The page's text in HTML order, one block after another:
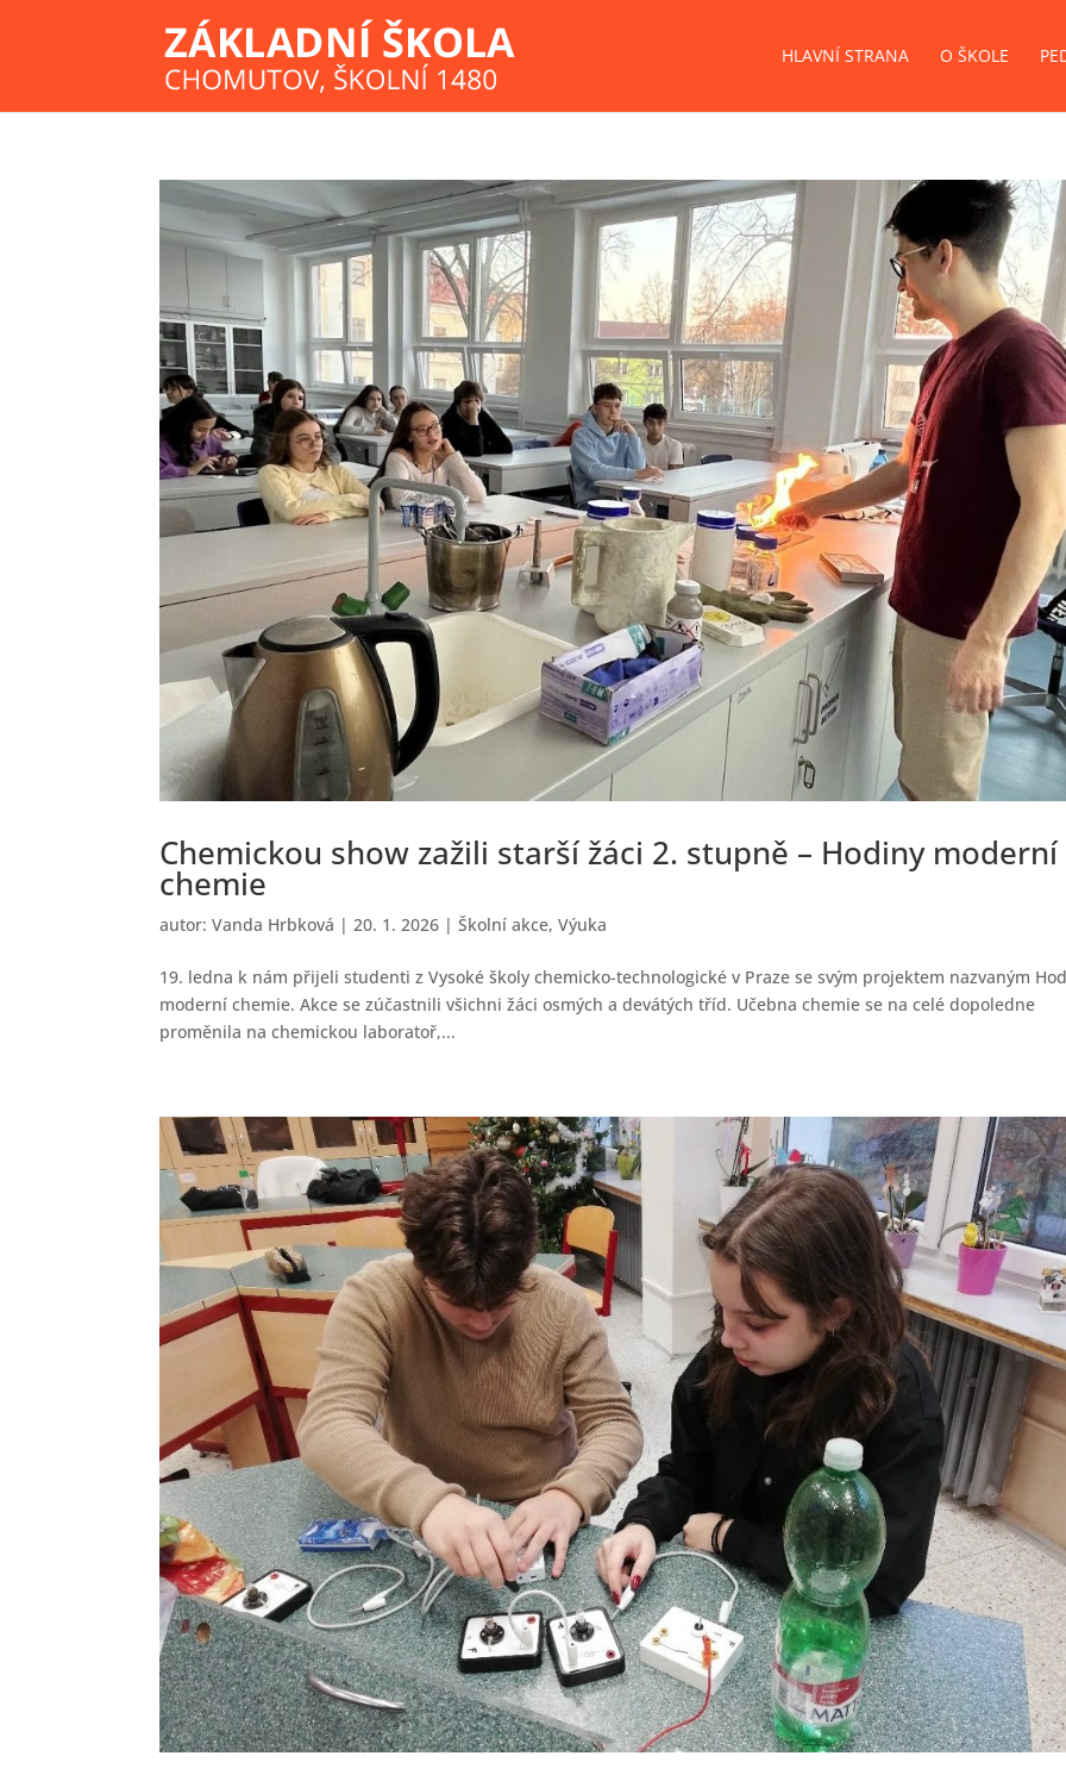
HLAVNÍ STRANA O ŠKOLE
Chemickou show zažili starší žáci 2. stupně – Hodiny moderní
chemie
autor:Vanda Hrbková |20. 1. 2026 |Školní akce,Výuka
19. ledna k nám přijeli studenti z Vysoké školy chemicko-technologické v Praze se svým projektem nazvaným
moderní chemie. Akce se zúčastnili všichni žáci osmých a devátých tříd. Učebna chemie se na celé dopoledne
proměnila na chemickou laboratoř,...